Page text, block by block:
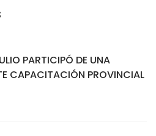
PARTICIPÓ DE UNA
CAPACITACIÓN PROVINCIAL